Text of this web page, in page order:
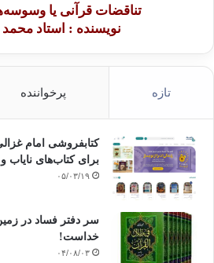
تناقضات قرآنی یا
نویسنده : استاد محمد
تازه پرخواننده
کتابفروشی امام
برای کتاب‌های نایاب و
۰۵/۰۳/۱۹
سر دفتر فساد در
خداست‌!
۰۴/۰۸/۰۳